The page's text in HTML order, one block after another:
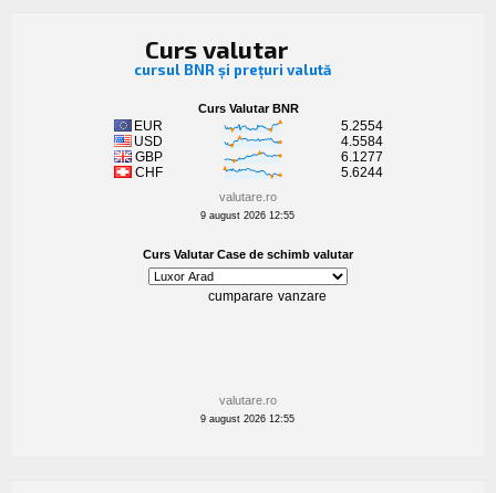
Curs valutar
cursul BNR și prețuri valută
valutare.ro
9 august 2026 12:55
valutare.ro
9 august 2026 12:55